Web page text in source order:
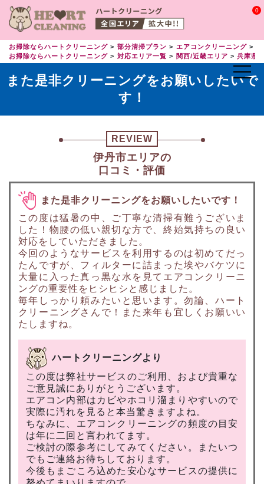
0
お掃除ならハートクリーニング 部分清掃プラン エアコンクリーニング
お掃除ならハートクリーニング
対応エリア一覧 関西/近畿エリア 兵庫県
また是非クリーニングをお願いしたいで
す！
REVIEW
伊丹市エリアの
口コミ・評価
また是非クリーニングをお願いしたいです！
この度は猛暑の中、ご丁寧な清掃有難うございま
した！物腰の低い親切な方で、終始気持ちの良い
対応をしていただきました。
今回のようなサービスを利用するのは初めてだっ
たんですが、フィルターに詰まった埃やバケツに
大量に入った真っ黒な水を見てエアコンクリーニ
ングの重要性をヒシヒシと感じました。
毎年しっかり頼みたいと思います。勿論、ハート
クリーニングさんで！また来年も宜しくお願いい
たしますね。
ハートクリーニングより
この度は弊社サービスのご利用、および貴重な
ご意見誠にありがとうございます。
エアコン内部はカビやホコリ溜まりやすいので
実際に汚れを見ると本当驚きますよね。
ちなみに、エアコンクリーニングの頻度の目安
は年に二回と言われてます。
ご検討の際参考にしてみてください。またいつ
でもご連絡お待ちしております。
今後もまごころ込めた安心なサービスの提供に